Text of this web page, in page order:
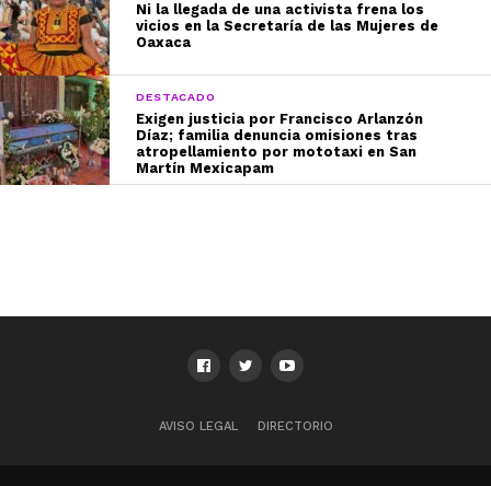
Ni la llegada de una activista frena los
vicios en la Secretaría de las Mujeres de
Oaxaca
DESTACADO
Exigen justicia por Francisco Arlanzón
Díaz; familia denuncia omisiones tras
atropellamiento por mototaxi en San
Martín Mexicapam
AVISO LEGAL DIRECTORIO